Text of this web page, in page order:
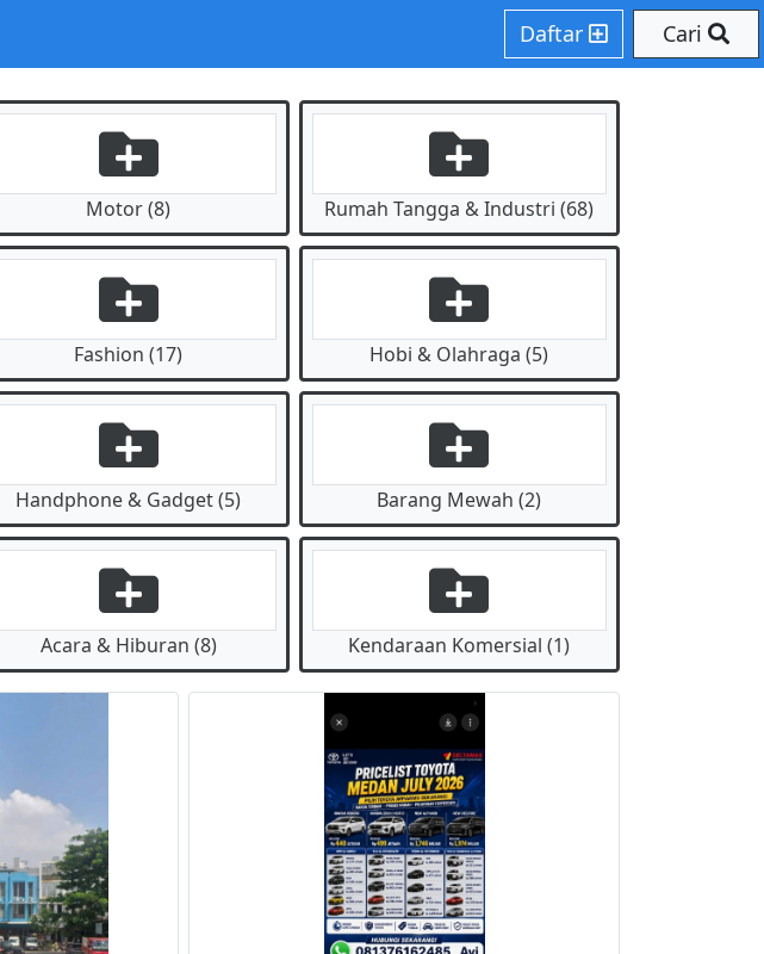
Daftar Cari
Motor (8) Rumah Tangga & Industri (68)
Fashion (17) Hobi & Olahraga (5)
Handphone & Gadget (5) Barang Mewah (2)
Acara & Hiburan (8) Kendaraan Komersial (1)